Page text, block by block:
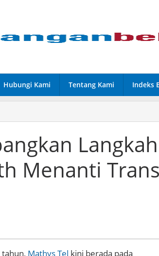
Hubungi Kami Tentang Kami Indeks
Langkah
Menanti
Mathys Tel kini berada pada